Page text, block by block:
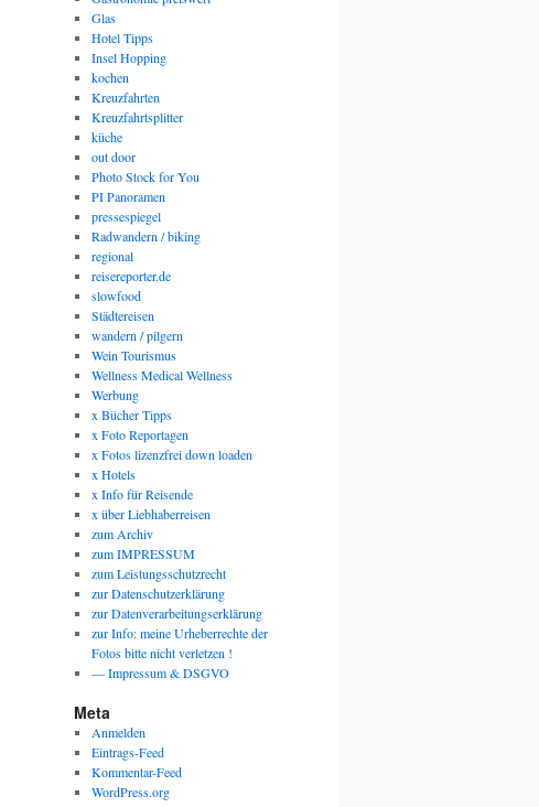
Glas
Hotel Tipps
Insel Hopping
kochen
Kreuzfahrten
Kreuzfahrtsplitter
küche
out door
Photo Stock for You
PI Panoramen
pressespiegel
Radwandern / biking
regional
reisereporter.de
slowfood
Städtereisen
wandern / pilgern
Wein Tourismus
Wellness Medical Wellness
Werbung
x Bücher Tipps
x Foto Reportagen
x Fotos lizenzfrei down loaden
x Hotels
x Info für Reisende
x über Liebhaberreisen
zum Archiv
zum IMPRESSUM
zum Leistungsschutzrecht
zur Datenschutzerklärung
zur Datenverarbeitungserklärung
zur Info: meine Urheberrechte der
Fotos bitte nicht verletzen !
— Impressum & DSGVO
Meta
Anmelden
Eintrags-Feed
Kommentar-Feed
WordPress.org